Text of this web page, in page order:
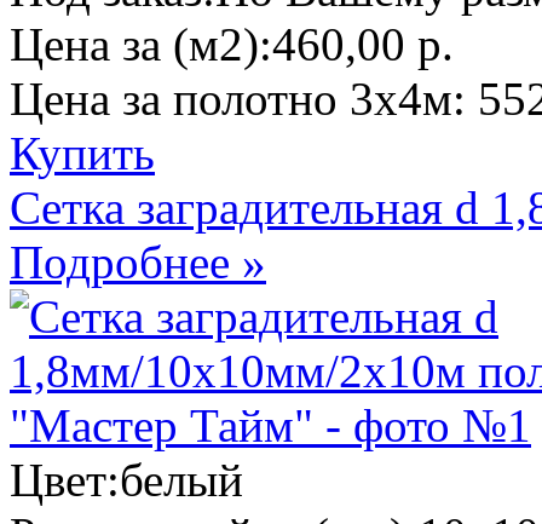
Цена за (м2):460,00 р.
Цена за полотно 3х4м:
Купить
Сетка заградительная d
Подробнее »
Цвет:белый